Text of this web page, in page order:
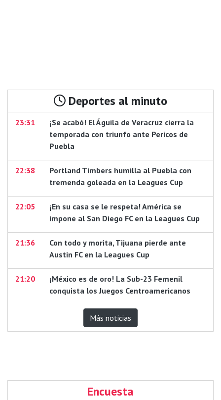
Deportes al minuto
23:31
¡Se acabó! El Águila de Veracruz cierra la
temporada con triunfo ante Pericos de
Puebla
22:38
Portland Timbers humilla al Puebla con
tremenda goleada en la Leagues Cup
22:05
¡En su casa se le respeta! América se
impone al San Diego FC en la Leagues Cup
21:36
Con todo y morita, Tijuana pierde ante
Austin FC en la Leagues Cup
21:20
¡México es de oro! La Sub-23 Femenil
conquista los Juegos Centroamericanos
Más noticias
Encuesta